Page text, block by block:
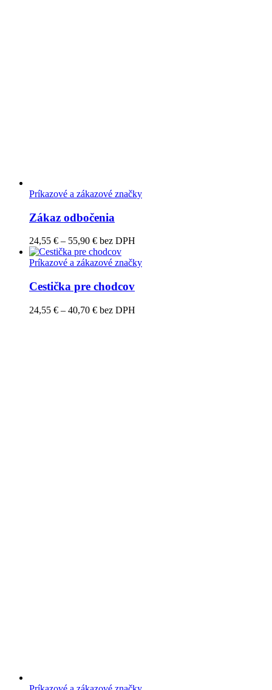
Príkazové a zákazové značky
Zákaz odbočenia
24,55 € – 55,90 €Price
range:
24,55 €
55,90 €
bez DPH
Príkazové a zákazové značky
Cestička pre chodcov
24,55 € – 40,70 €Price
bez DPH